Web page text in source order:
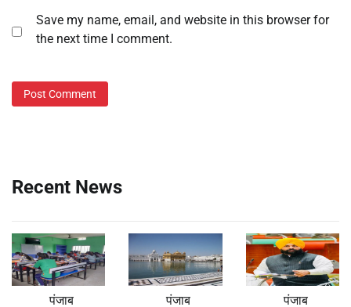
Save my name, email, and website in this browser for
the next time I comment.
Recent News
पंजाब पंजाब पंजाब